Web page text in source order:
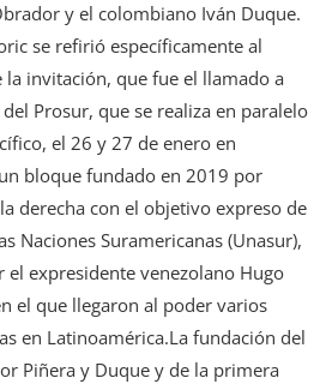
y el colombiano Iván Duque.
se refirió específicamente al
invitación, que fue el llamado a
Prosur, que se realiza en paralelo
el 26 y 27 de enero en
bloque fundado en 2019 por
derecha con el objetivo expreso de
Naciones Suramericanas (Unasur),
expresidente venezolano Hugo
el que llegaron al poder varios
en Latinoamérica.La fundación del
Piñera y Duque y de la primera